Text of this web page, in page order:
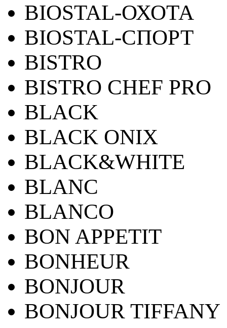
BIOSTAL-ОХОТА
BIOSTAL-СПОРТ
BISTRO
BISTRO CHEF PRO
BLACK
BLACK ONIX
BLACK&WHITE
BLANC
BLANCO
BON APPETIT
BONHEUR
BONJOUR
BONJOUR TIFFANY